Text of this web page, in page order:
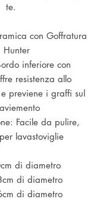
te.
con Goffratura
Hunter
inferiore con
resistenza allo
previene i graffi sul
Facile da pulire,
lavastoviglie
di diametro
di diametro
di diametro